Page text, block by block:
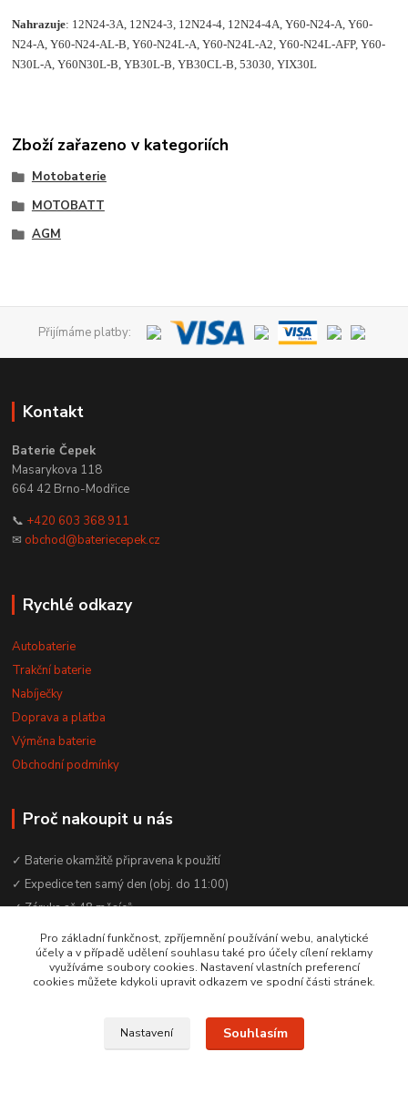
Nahrazuje: 12N24-3A, 12N24-3, 12N24-4, 12N24-4A, Y60-N24-A, Y60-
N24-A, Y60-N24-AL-B, Y60-N24L-A, Y60-N24L-A2, Y60-N24L-AFP, Y60-
N30L-A, Y60N30L-B, YB30L-B, YB30CL-B, 53030, YIX30L
Zboží zařazeno v kategoriích
Motobaterie
MOTOBATT
AGM
Přijímáme platby:
Kontakt
Baterie Čepek
Masarykova 118
664 42 Brno-Modřice
📞 +420 603 368 911
✉ obchod@bateriecepek.cz
Rychlé odkazy
Autobaterie
Trakční baterie
Nabíječky
Doprava a platba
Výměna baterie
Obchodní podmínky
Proč nakoupit u nás
✓ Baterie okamžitě připravena k použití
✓ Expedice ten samý den (obj. do 11:00)
✓ Záruka až 48 měsíců
✓ Odborné poradenství zdarma
✓ Česká rodinná firma od 2012
✓ YouTube kanál s návody a testy baterií
Pro základní funkčnost, zpříjemnění používání webu, analytické
účely a v případě udělení souhlasu také pro účely cílení reklamy
využíváme soubory cookies. Nastavení vlastních preferencí
cookies můžete kdykoli upravit odkazem ve spodní části stránek.
Nastavení Souhlasím